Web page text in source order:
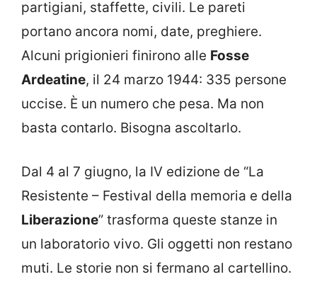
partigiani, staffette, civili. Le pareti
portano ancora nomi, date, preghiere.
Alcuni prigionieri finirono alle Fosse
Ardeatine, il 24 marzo 1944: 335 persone
uccise. È un numero che pesa. Ma non
basta contarlo. Bisogna ascoltarlo.
Dal 4 al 7 giugno, la IV edizione de “La
Resistente – Festival della memoria e della
Liberazione” trasforma queste stanze in
un laboratorio vivo. Gli oggetti non restano
muti. Le storie non si fermano al cartellino.